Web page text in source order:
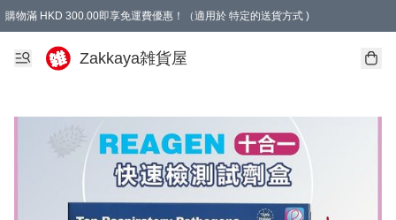
購物滿 HKD 300.00即享免運費優惠！（適用於 特定的送貨方式 )
Zakkaya雑貨屋